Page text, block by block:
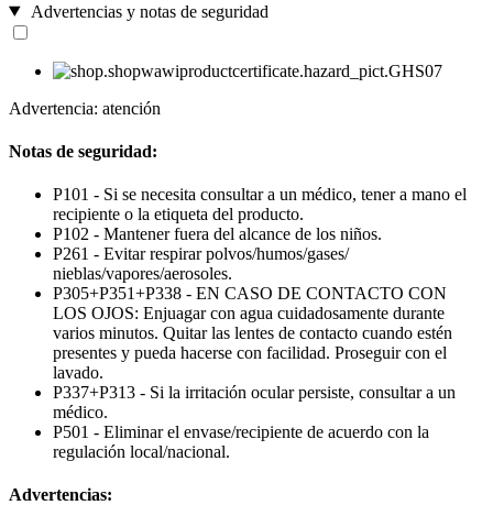
Advertencias y notas de seguridad
Advertencia: atención
Notas de seguridad:
P101 - Si se necesita consultar a un médico, tener a mano el
recipiente o la etiqueta del producto.
P102 - Mantener fuera del alcance de los niños.
P261 - Evitar respirar polvos/humos/gases/
nieblas/vapores/aerosoles.
P305+P351+P338 - EN CASO DE CONTACTO CON
LOS OJOS: Enjuagar con agua cuidadosamente durante
varios minutos. Quitar las lentes de contacto cuando estén
presentes y pueda hacerse con facilidad. Proseguir con el
lavado.
P337+P313 - Si la irritación ocular persiste, consultar a un
médico.
P501 - Eliminar el envase/recipiente de acuerdo con la
regulación local/nacional.
Advertencias: